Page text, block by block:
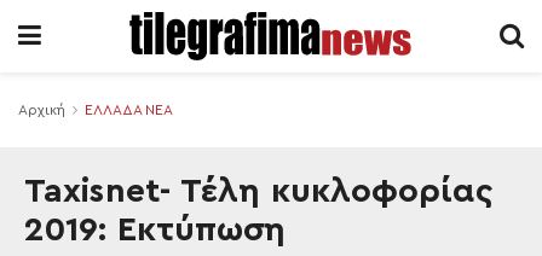
Αρχική ΕΛΛΑΔΑ ΝΕΑ
Taxisnet- Τέλη κυκλοφορίας
2019: Εκτύπωση